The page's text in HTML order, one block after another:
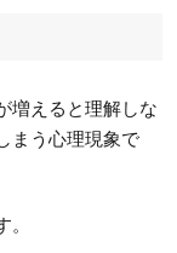
増えると理解しな
まう心理現象で